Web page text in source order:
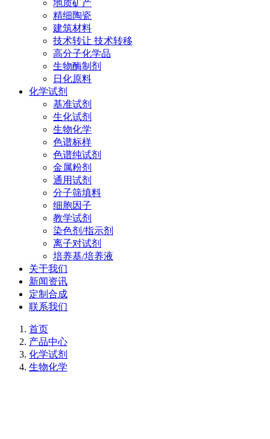
地质矿产
精细陶瓷
建筑材料
技术转让 技术转移
高分子化学品
生物酶制剂
日化原料
化学试剂
基准试剂
生化试剂
生物化学
色谱标样
色谱纯试剂
金属粉剂
通用试剂
分子筛填料
细胞因子
教学试剂
染色剂/指示剂
离子对试剂
培养基/培养液
关于我们
新闻资讯
定制合成
联系我们
首页
产品中心
化学试剂
生物化学